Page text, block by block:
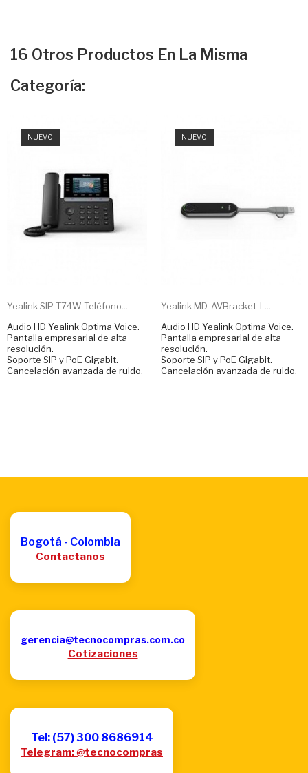
16 Otros Productos En La Misma
Categoría:
NUEVO
Yealink SIP-T74W Teléfono...
Audio HD Yealink Optima Voice.
Pantalla empresarial de alta
resolución.
Soporte SIP y PoE Gigabit.
Cancelación avanzada de ruido.
NUEVO
Yealink MD-AVBracket-L...
Audio HD Yealink Optima Voice.
Pantalla empresarial de alta
resolución.
Soporte SIP y PoE Gigabit.
Cancelación avanzada de ruido.
Bogotá - Colombia
Contactanos
gerencia@tecnocompras.com.co
Cotizaciones
Tel: (57) 300 8686914
Telegram: @tecnocompras